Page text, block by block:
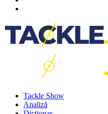
Tackle Show
Analiză